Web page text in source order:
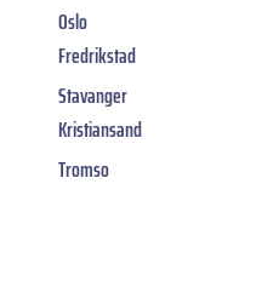
Oslo
Fredrikstad
Stavanger
Kristiansand
Tromso